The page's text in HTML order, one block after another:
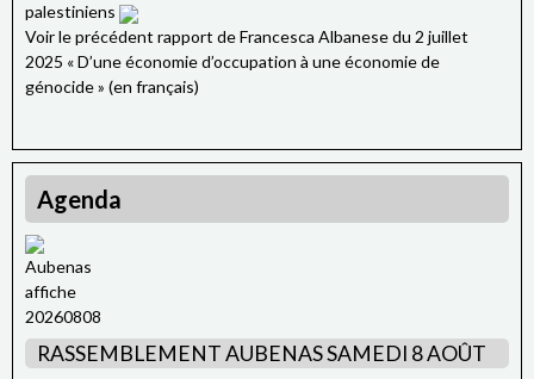
palestiniens
Voir le précédent rapport de Francesca Albanese du 2 juillet
2025 « D’une économie d’occupation à une économie de
génocide » (en français)
Agenda
RASSEMBLEMENT AUBENAS SAMEDI 8 AOÛT